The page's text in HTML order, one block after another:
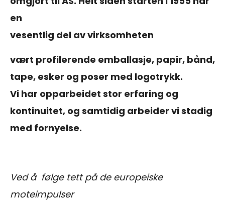
en
vesentlig del av virksomheten
vært profilerende emballasje, papir, bånd,
tape, esker og poser med logotrykk.
Vi har opparbeidet stor erfaring og
kontinuitet, og samtidig arbeider vi stadig
med fornyelse.
Ved å følge tett på de europeiske
moteimpulser